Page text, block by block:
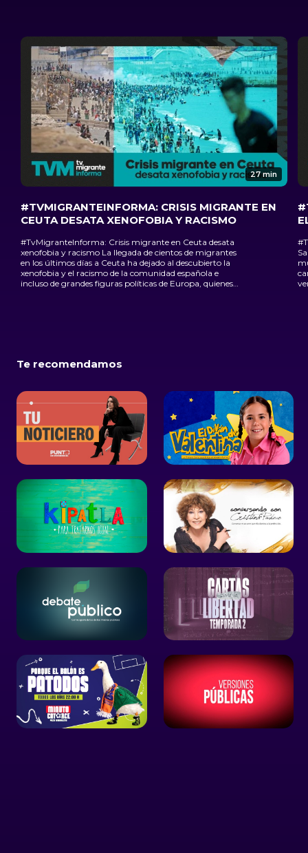
27 min
#TVMIGRANTEINFORMA: CRISIS MIGRANTE EN
CEUTA DESATA XENOFOBIA Y RACISMO
#TvMigranteInforma: Crisis migrante en Ceuta desata
xenofobia y racismo La llegada de cientos de migrantes
en los últimos días a Ceuta ha dejado al descubierto la
xenofobia y el racismo de la comunidad española e
incluso de grandes figuras políticas de Europa, quienes
Salgado La
Te recomendamos